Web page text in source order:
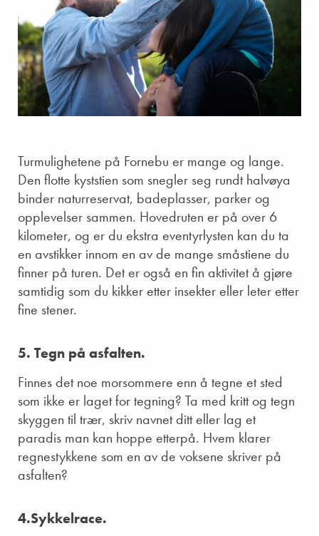
Turmulighetene på Fornebu er mange og lange.
Den flotte kyststien som snegler seg rundt halvøya
binder naturreservat, badeplasser, parker og
opplevelser sammen. Hovedruten er på over 6
kilometer, og er du ekstra eventyrlysten kan du ta
en avstikker innom en av de mange småstiene du
finner på turen. Det er også en fin aktivitet å gjøre
samtidig som du kikker etter insekter eller leter etter
fine stener.
5. Tegn på asfalten.
Finnes det noe morsommere enn å tegne et sted
som ikke er laget for tegning? Ta med kritt og tegn
skyggen til trær, skriv navnet ditt eller lag et
paradis man kan hoppe etterpå. Hvem klarer
regnestykkene som en av de voksene skriver på
asfalten?
4.Sykkelrace.